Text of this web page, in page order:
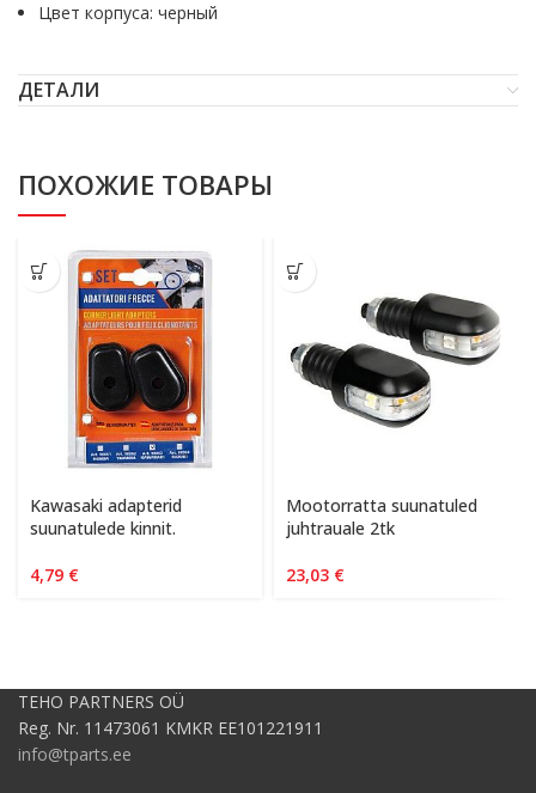
Цвет корпуса: черный
ДЕТАЛИ
ПОХОЖИЕ ТОВАРЫ
Kawasaki adapterid
suunatulede kinnit.
4,79 €
Mootorratta suunatuled
juhtrauale 2tk
23,03 €
TEHO PARTNERS OÜ
Reg. Nr. 11473061 KMKR EE101221911
info@tparts.ee